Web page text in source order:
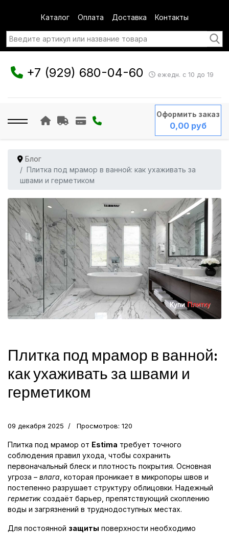
Каталог Оплата Доставка Контакты
+7 (929) 680-04-60 ежедн. с 10 до 19
Оформить заказ
0,00 руб
Блог
Плитка под мрамор в ванной: как ухаживать за
швами и герметиком
Плитка под мрамор в ванной:
как ухаживать за швами и
герметиком
09 декабря 2025 Просмотров: 120
Плитка под мрамор от Estima требует точного
соблюдения правил ухода, чтобы сохранить
первоначальный блеск и плотность покрытия. Основная
угроза – влага , которая проникает в микропоры швов и
постепенно разрушает структуру облицовки. Надежный
герметик создаёт барьер, препятствующий скоплению
воды и загрязнений в труднодоступных местах.
Для постоянной защиты поверхности необходимо